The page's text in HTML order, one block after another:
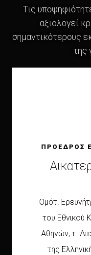
Τις
αξιολογεί
σημαντικότερους
της
ΠΡΟΕΔΡΟΣ
Ομότ.
του Εθνικού
Αθηνών, τ.
της